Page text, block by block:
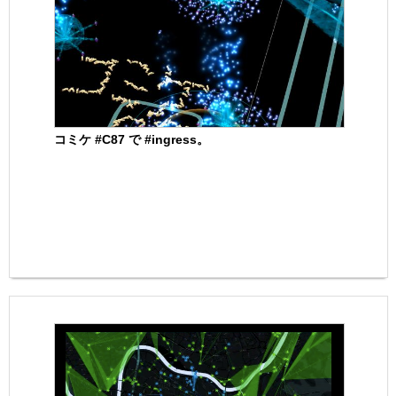
コミケ #C87 で #ingress。